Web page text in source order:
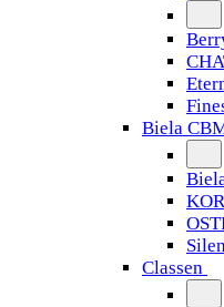
Biela
Classen